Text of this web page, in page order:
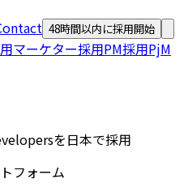
48時間以内に採用開始
マーケター採用PM採用PjM
を日本で採用
フォーム